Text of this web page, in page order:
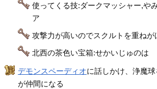
使ってくる技:ダークマッシャー,や
ア
攻撃力が高いのでスクルトを重ね
北西の茶色い宝箱:せかいじゅのは
デモンスペーディオに話しかけ、浄魔
が仲間になる